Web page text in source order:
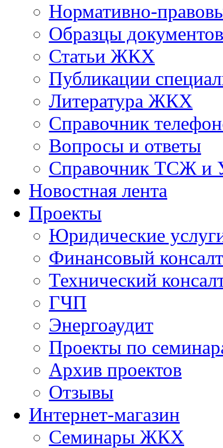
Нормативно-
Образцы документов
Статьи ЖКХ
Публикации
Литература ЖКХ
Справочник
Вопросы и ответы
Справочник ТСЖ и
Новостная лента
Проекты
Юридические
Финансовый
Технический
ГЧП
Энергоаудит
Проекты по
Архив проектов
Отзывы
Интернет-магазин
Семинары ЖКХ